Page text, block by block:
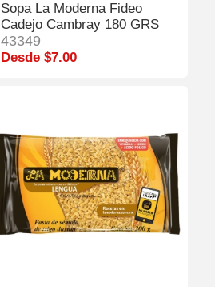
Sopa La Moderna Fideo
Cadejo Cambray 180 GRS
43349
Desde $7.00